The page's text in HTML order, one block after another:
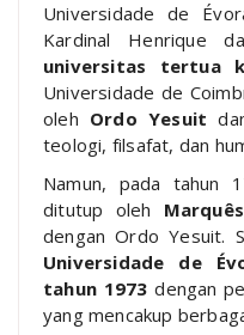
Universidade de
Kardinal Henrique
universitas tertua
Universidade de
oleh Ordo Yesuit
teologi, filsafat, dan
Namun, pada tahun
ditutup oleh
dengan Ordo Yesuit.
Universidade de
tahun 1973 dengan
yang mencakup